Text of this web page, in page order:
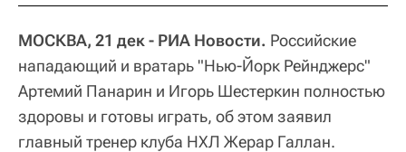
МОСКВА, 21 дек - РИА Новости. Российские
нападающий и вратарь "Нью-Йорк Рейнджерс"
Артемий Панарин и Игорь Шестеркин полностью
здоровы и готовы играть, об этом заявил
главный тренер клуба НХЛ Жерар Галлан.